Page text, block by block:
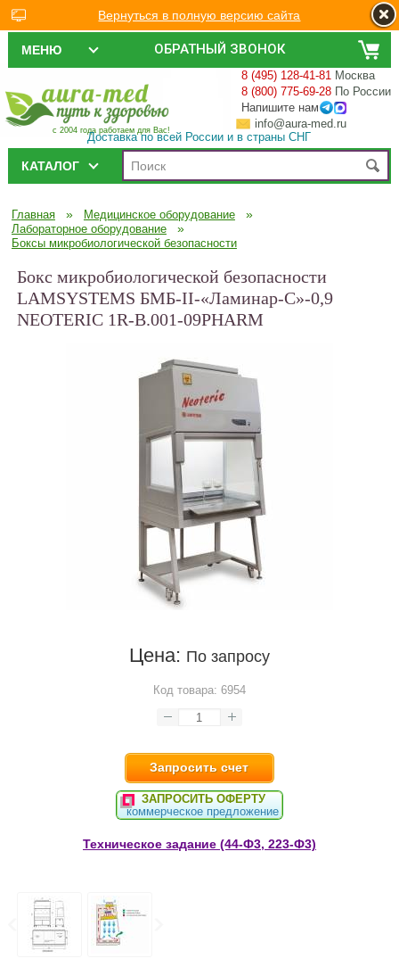
ОБРАТНЫЙ ЗВОНОК
МЕНЮ
с 2004 года работаем для Вас!
8 (495) 128-41-81 Москва
8 (800) 775-69-28 По России
Напишите нам
info@aura-med.ru
Доставка по всей России и в страны СНГ
КАТАЛОГ
Главная » Медицинское оборудование »
Лабораторное оборудование »
Боксы микробиологической безопасности
Бокс микробиологической безопасности
LAMSYSTEMS БМБ-II-«Ламинар-С»-0,9
NEOTERIC 1R-B.001-09PHARM
Цена: По запросу
Код товара: 6954
Запросить счет
ЗАПРОСИТЬ ОФЕРТУ
коммерческое предложение
Техническое задание (44-Ф3, 223-Ф3)
Вернуться в полную версию сайта